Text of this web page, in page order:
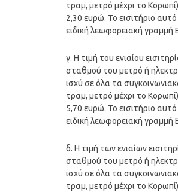
τραμ, μετρό μέχρι το
2,30 ευρώ. Το εισιτήριο
ειδική λεωφορειακή γραμμή
γ. Η τιμή του ενιαίου
σταθμού του μετρό ή
ισχύ σε όλα τα
τραμ, μετρό μέχρι το
5,70 ευρώ. Το εισιτήριο
ειδική λεωφορειακή γραμμή
δ. Η τιμή των ενιαίων
σταθμού του μετρό ή
ισχύ σε όλα τα
τραμ, μετρό μέχρι το